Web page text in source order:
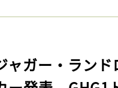
ャガー・ラン